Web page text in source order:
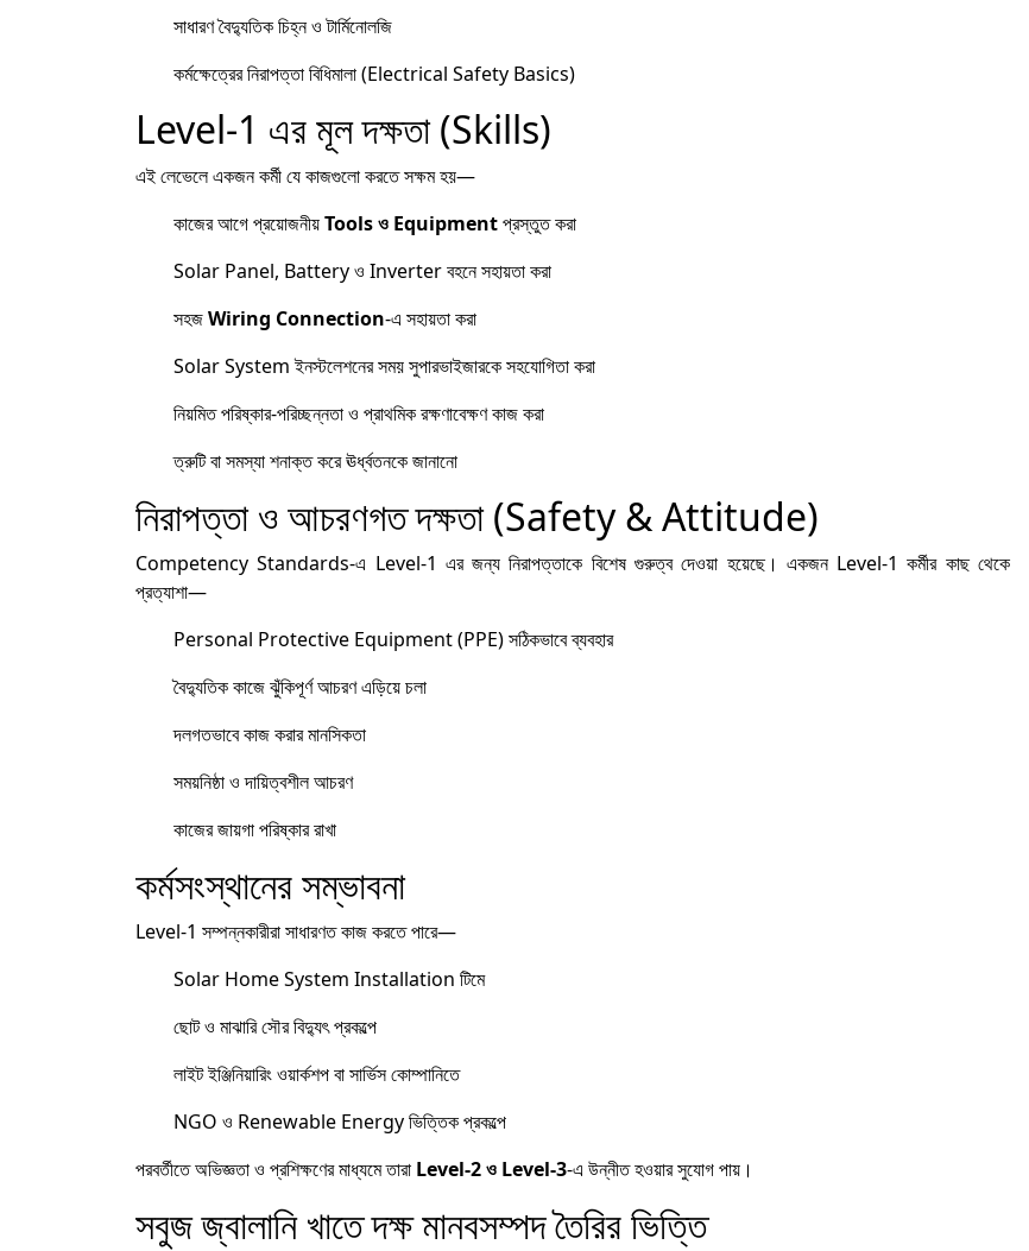
সাধারণ বৈদ্যুতিক চিহ্ন ও টার্মিনোলজি
কর্মক্ষেত্রের নিরাপত্তা বিধিমালা (Electrical Safety Basics)
Level-1 এর মূল দক্ষতা (Skills)
এই লেভেলে একজন কর্মী যে কাজগুলো করতে সক্ষম হয়—
কাজের আগে প্রয়োজনীয়Tools ও Equipmentপ্রস্তুত করা
Solar Panel, Battery ও Inverter বহনে সহায়তা করা
সহজWiring Connection-এ সহায়তা করা
Solar System ইনস্টলেশনের সময় সুপারভাইজারকে সহযোগিতা করা
নিয়মিত পরিষ্কার-পরিচ্ছন্নতা ও প্রাথমিক রক্ষণাবেক্ষণ কাজ করা
ত্রুটি বা সমস্যা শনাক্ত করে ঊর্ধ্বতনকে জানানো
নিরাপত্তা ও আচরণগত দক্ষতা (Safety & Attitude)
Competency Standards-এ Level-1 এর জন্য নিরাপত্তাকে বিশেষ গুরুত্ব দেওয়া হয়েছে। একজন Level-1 কর্মীর কাছ থেকে
প্রত্যাশা—
Personal Protective Equipment (PPE) সঠিকভাবে ব্যবহার
বৈদ্যুতিক কাজে ঝুঁকিপূর্ণ আচরণ এড়িয়ে চলা
দলগতভাবে কাজ করার মানসিকতা
সময়নিষ্ঠা ও দায়িত্বশীল আচরণ
কাজের জায়গা পরিষ্কার রাখা
কর্মসংস্থানের সম্ভাবনা
Level-1 সম্পন্নকারীরা সাধারণত কাজ করতে পারে—
Solar Home System Installation টিমে
ছোট ও মাঝারি সৌর বিদ্যুৎ প্রকল্পে
লাইট ইঞ্জিনিয়ারিং ওয়ার্কশপ বা সার্ভিস কোম্পানিতে
NGO ও Renewable Energy ভিত্তিক প্রকল্পে
পরবর্তীতে অভিজ্ঞতা ও প্রশিক্ষণের মাধ্যমে তারা Level-2 ও Level-3-এ উন্নীত হওয়ার সুযোগ পায়।
সবুজ জ্বালানি খাতে দক্ষ মানবসম্পদ তৈরির ভিত্তি